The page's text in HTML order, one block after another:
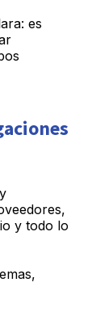
es
y todo lo